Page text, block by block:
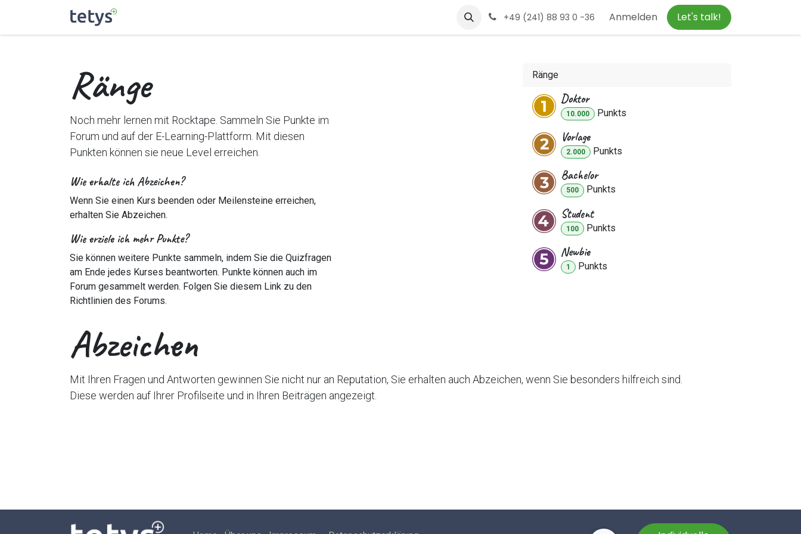
Zum Inhalt springen
+49 (241) 88 93 0 -36 Anmelden Let's talk!
Ränge
Noch mehr lernen mit Rocktape. Sammeln Sie Punkte im
Forum und auf der E-Learning-Plattform. Mit diesen
Punkten können sie neue Level erreichen.
Wie erhalte ich Abzeichen?
Wenn Sie einen Kurs beenden oder Meilensteine erreichen,
erhalten Sie Abzeichen.
Wie erziele ich mehr Punkte?
Sie können weitere Punkte sammeln, indem Sie die Quizfragen
am Ende jedes Kurses beantworten. Punkte können auch im
Forum gesammelt werden. Folgen Sie diesem Link zu den
Richtlinien des Forums.
Ränge
Doktor
10.000 Punkts
Vorlage
2.000 Punkts
Bachelor
500 Punkts
Student
100 Punkts
Newbie
1 Punkts
Abzeichen
Mit Ihren Fragen und Antworten gewinnen Sie nicht nur an Reputation, Sie erhalten auch Abzeichen, wenn Sie besonders hilfreich sind.
Diese werden auf Ihrer Profilseite und in Ihren Beiträgen angezeigt.